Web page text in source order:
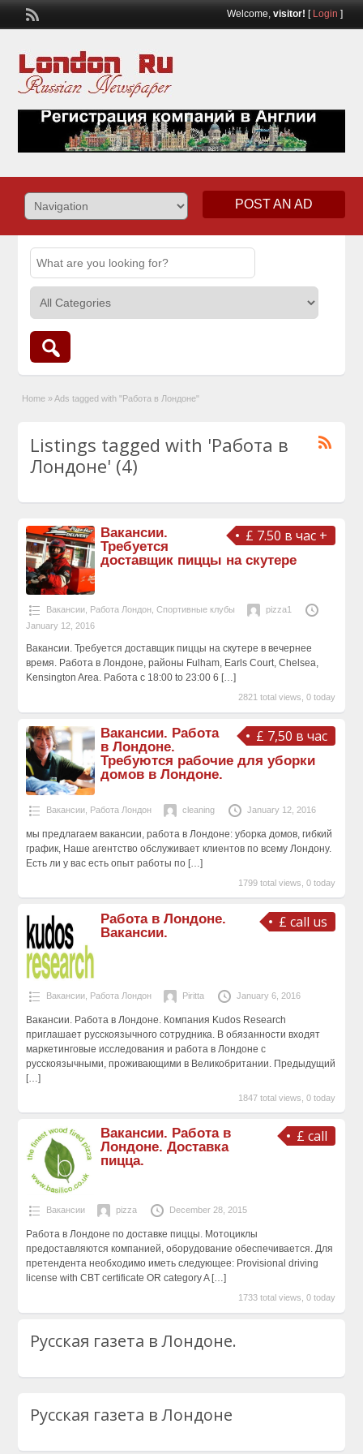
Welcome, visitor! [ Login ]
POST AN AD
Home » Ads tagged with "Работа в Лондоне"
Listings tagged with 'Работа в
Лондоне' (4)
£ 7.50 в час +
Вакансии.
Требуется
доставщик пиццы на скутере
Вакансии, Работа Лондон, Спортивные клубы
pizza1
January 12, 2016
Вакансии. Требуется доставщик пиццы на скутере в вечернее
время. Работа в Лондоне, районы Fulham, Earls Court, Chelsea,
Kensington Area. Работа с 18:00 to 23:00 6 […]
2821 total views, 0 today
£ 7,50 в час
Вакансии. Работа
в Лондоне.
Требуются рабочие для уборки
домов в Лондоне.
Вакансии, Работа Лондон cleaning January 12, 2016
мы предлагаем вакансии, работа в Лондоне: уборка домов, гибкий
график, Наше агентство обслуживает клиентов по всему Лондону.
Есть ли у вас есть опыт работы по […]
1799 total views, 0 today
£ call us
Работа в Лондоне.
Вакансии.
Вакансии, Работа Лондон Piritta January 6, 2016
Вакансии. Работа в Лондоне. Компания Kudos Research
приглашает русскоязычного сотрудника. В обязанности входят
маркетинговые исследования и работа в Лондоне с
русскоязычными, проживающими в Великобритании. Предыдущий
[…]
1847 total views, 0 today
£ call
Вакансии. Работа в
Лондоне. Доставка
пицца.
Вакансии pizza December 28, 2015
Работа в Лондоне по доставке пиццы. Мотоциклы
предоставляются компанией, оборудование обеспечивается. Для
претендента необходимо иметь следующее: Provisional driving
license with CBT certificate OR category A […]
1733 total views, 0 today
Русская газета в Лондоне.
Русская газета в Лондоне